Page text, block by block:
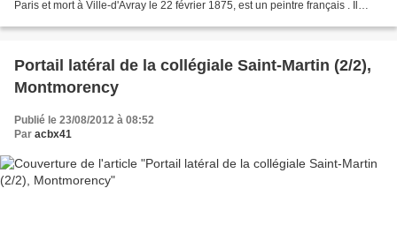
Paris et mort à Ville-d'Avray le 22 février 1875, est un peintre français . Il
Portail latéral de la collégiale Saint-Martin (2/2),
Montmorency
Publié le 23/08/2012 à 08:52
Par acbx41